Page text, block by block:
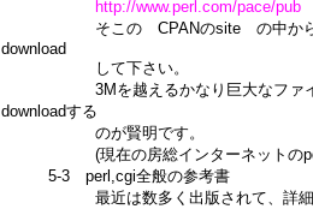
http://www.perl.com/pace/pub
そこの CPANのsite の中から自分
download
して下さい。
3Mを越えるかなり巨大なファイル
downloadする
のが賢明です。
(現在の房総インターネットのperl
5-3 perl,cgi全般の参考書
最近は数多く出版されて、詳細で専